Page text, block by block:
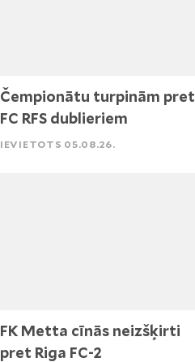
Čempionātu turpinām pret
FC RFS dublieriem
IEVIETOTS 05.08.26.
FK Metta cīnās neizšķirti
pret Riga FC-2